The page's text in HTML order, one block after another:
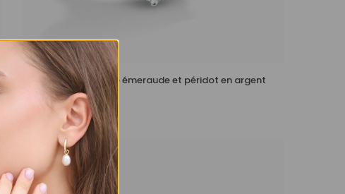
Jonc demi-éternité émeraude et péridot en argent
sterling
£259